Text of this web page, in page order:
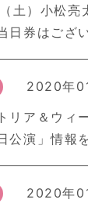
土）小松亮
券はござ
2020年
リア＆ウィ
公演」情報
2020年